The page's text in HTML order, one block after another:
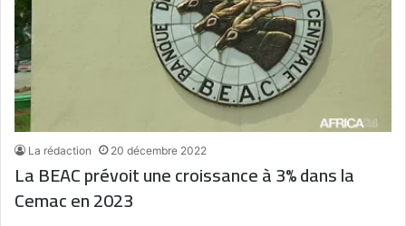
La rédaction 20 décembre 2022
La BEAC prévoit une croissance à 3% dans la
Cemac en 2023